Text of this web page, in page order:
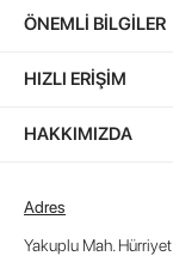
Online Sipariş :
Ürün Etiketleri
ÖNEMLI BILGILER
HIZLI ERIŞIM
HAKKIMIZDA
Adres
Yakuplu Mah.